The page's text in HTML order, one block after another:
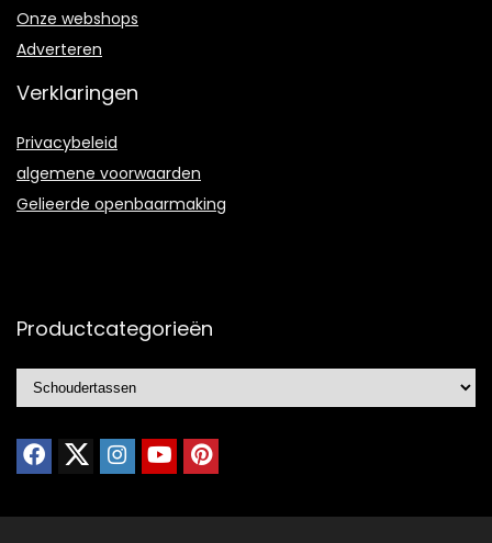
Onze webshops
Adverteren
Verklaringen
Privacybeleid
algemene voorwaarden
Gelieerde openbaarmaking
Productcategorieën